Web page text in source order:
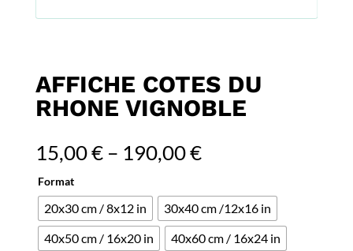
AFFICHE COTES DU
RHONE VIGNOBLE
15,00€– 190,00€
Format
20x30 cm / 8x12 in
30x40 cm /12x16 in
40x50 cm / 16x20 in
40x60 cm / 16x24 in